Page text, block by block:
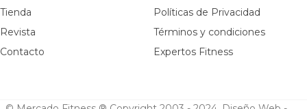
Tienda
Revista
Contacto
Políticas de Privacidad
Términos y condiciones
Expertos Fitness